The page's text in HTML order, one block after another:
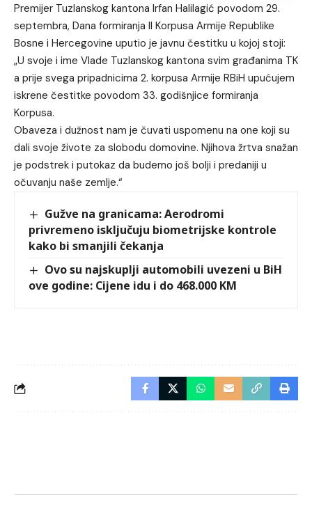
Premijer Tuzlanskog kantona Irfan Halilagić povodom 29.
septembra, Dana formiranja II Korpusa Armije Republike
Bosne i Hercegovine uputio je javnu čestitku u kojoj stoji:
„U svoje i ime Vlade Tuzlanskog kantona svim građanima TK
a prije svega pripadnicima 2. korpusa Armije RBiH upućujem
iskrene čestitke povodom 33. godišnjice formiranja
Korpusa.
Obaveza i dužnost nam je čuvati uspomenu na one koji su
dali svoje živote za slobodu domovine. Njihova žrtva snažan
je podstrek i putokaz da budemo još bolji i predaniji u
očuvanju naše zemlje.“
Gužve na granicama: Aerodromi
privremeno isključuju biometrijske kontrole
kako bi smanjili čekanja
Ovo su najskuplji automobili uvezeni u BiH
ove godine: Cijene idu i do 468.000 KM